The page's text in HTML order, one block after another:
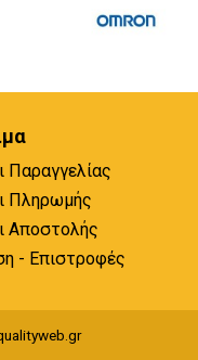
Παραγγελίας
Πληρωμής
Αποστολής
- Επιστροφές